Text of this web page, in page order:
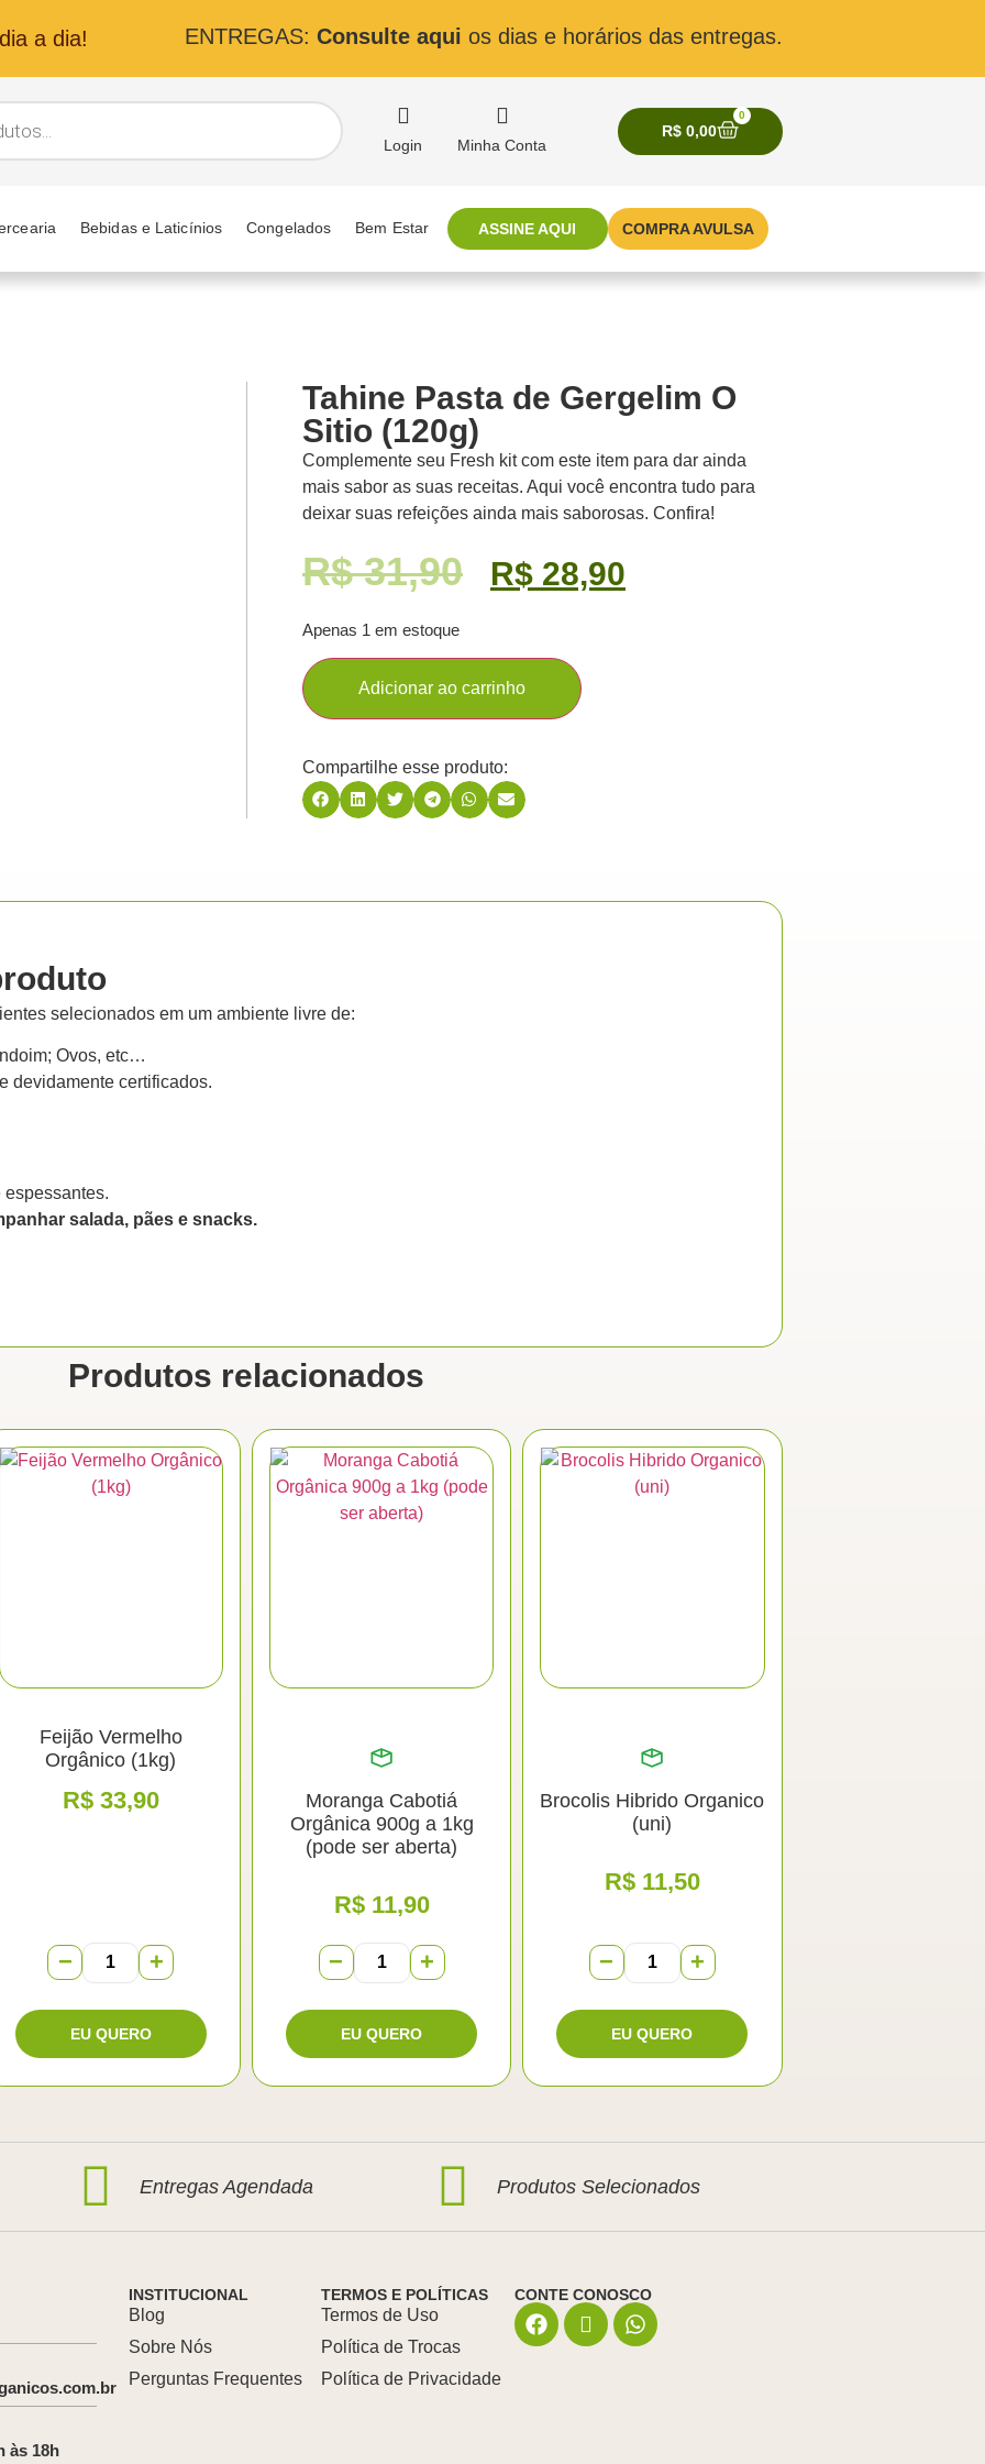
a dia! ENTREGAS: Consulte aqui os dias e horários das entregas.
Login Minha Conta
R$0,00
0
Bebidas e Laticínios Congelados Bem Estar ASSINE AQUI COMPRA AVULSA
Tahine Pasta de Gergelim O
Sitio (120g)
Complemente seu Fresh kit com este item para dar ainda
mais sabor as suas receitas. Aqui você encontra tudo para
deixar suas refeições ainda mais saborosas. Confira!
R$31,90 R$ 28,90
Apenas 1 em estoque
Adicionar ao carrinho
Compartilhe esse produto:
selecionados em um ambiente livre de:
Ovos, etc…
devidamente certificados.
salada, pães e snacks.
Produtos relacionados
Feijão Vermelho
Orgânico (1kg)
R$33,90
− +
Moranga Cabotiá
Orgânica 900g a 1kg
(pode ser aberta)
R$11,90
− +
Brocolis Hibrido Organico
(uni)
R$11,50
− +
Entregas Agendada Produtos Selecionados
às 18h
INSTITUCIONAL
Blog
Sobre Nós
Perguntas Frequentes
TERMOS E POLÍTICAS
Termos de Uso
Política de Trocas
Política de Privacidade
CONTE CONOSCO